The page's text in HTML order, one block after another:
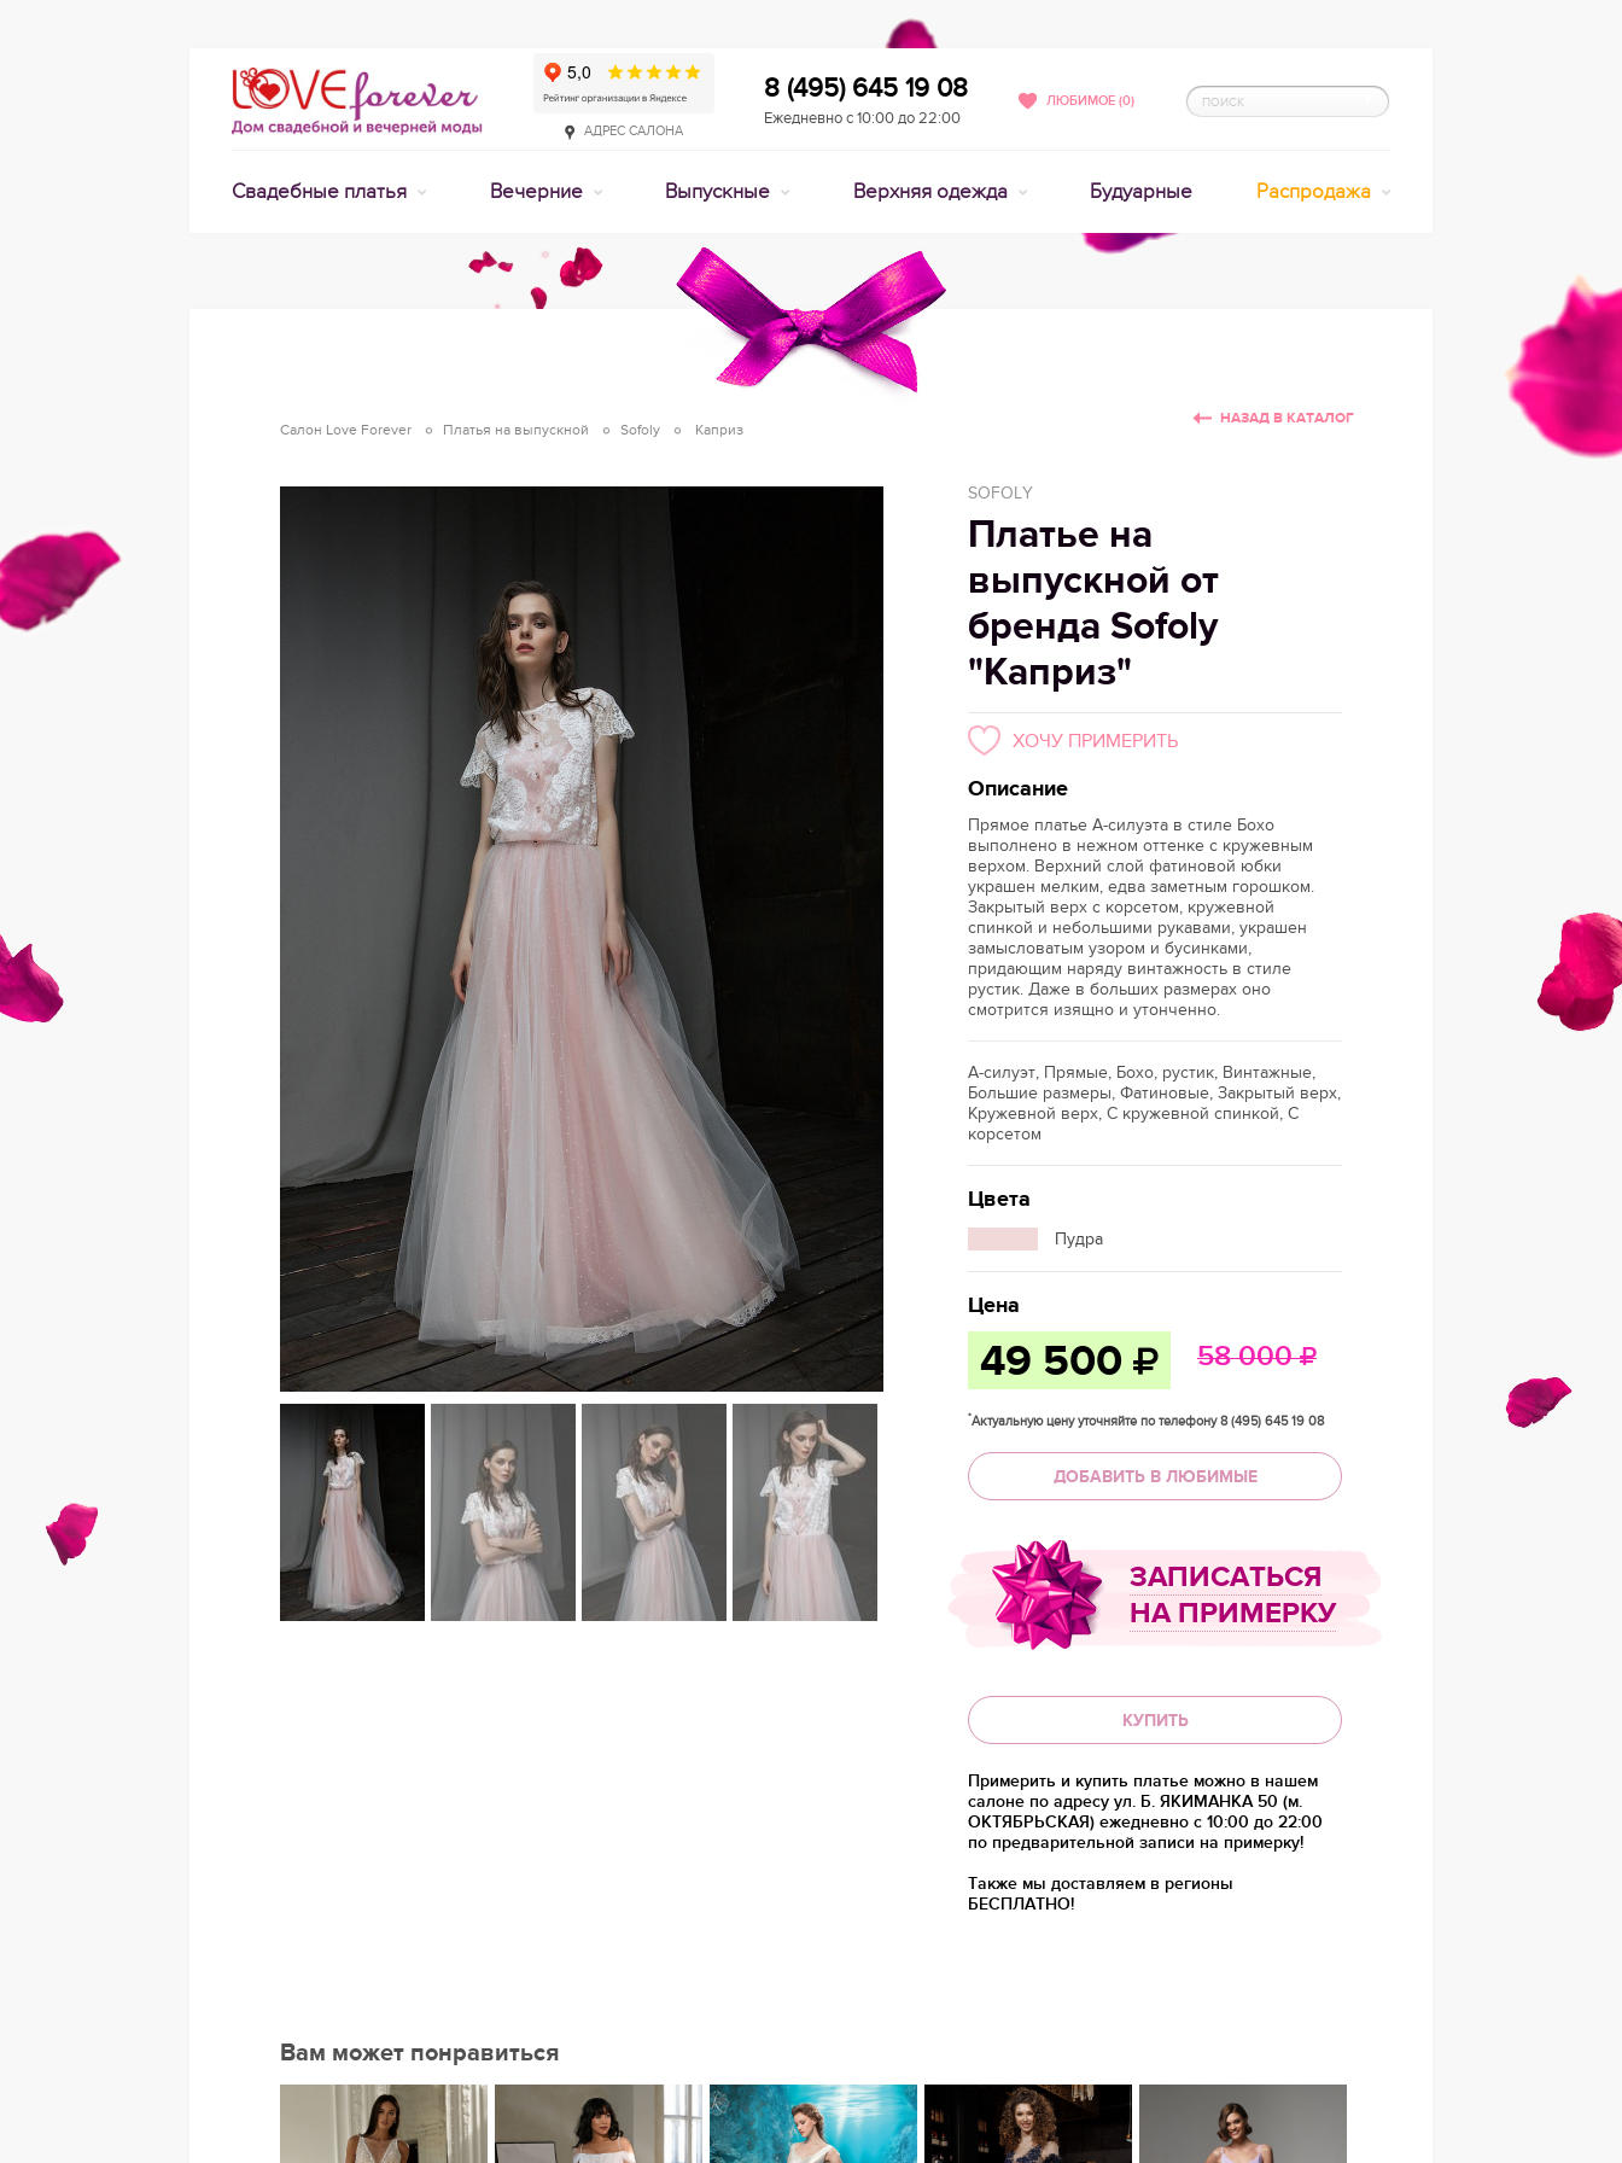
АДРЕС САЛОНА
8 (495) 645 19 08
Ежедневно с 10:00 до 22:00
ЛЮБИМОЕ (0)
Свадебные платья Вечерние Выпускные Верхняя одежда Будуарные Распродажа
НАЗАД В КАТАЛОГ
Салон Love Forever Платья на выпускной Sofoly Каприз
SOFOLY
Платье на
выпускной от
бренда Sofoly
"Каприз"
ХОЧУ ПРИМЕРИТЬ
Описание
Прямое платье А-силуэта в стиле Бохо
выполнено в нежном оттенке с кружевным
верхом. Верхний слой фатиновой юбки
украшен мелким, едва заметным горошком.
Закрытый верх с корсетом, кружевной
спинкой и небольшими рукавами, украшен
замысловатым узором и бусинками,
придающим наряду винтажность в стиле
рустик. Даже в больших размерах оно
смотрится изящно и утонченно.
А-силуэт, Прямые, Бохо, рустик, Винтажные,
Большие размеры, Фатиновые, Закрытый верх,
Кружевной верх, С кружевной спинкой, С
корсетом
Цвета
Пудра
Цена
49 500 58 000
*Актуальную цену уточняйте по телефону 8 (495) 645 19 08
ДОБАВИТЬ В ЛЮБИМЫЕ
ЗАПИСАТЬСЯ
НА ПРИМЕРКУ
КУПИТЬ
Примерить и купить платье можно в нашем
салоне по адресу ул. Б. ЯКИМАНКА 50 (м.
ОКТЯБРЬСКАЯ) ежедневно с 10:00 до 22:00
по предварительной записи на примерку!
Также мы доставляем в регионы
БЕСПЛАТНО!
Вам может понравиться